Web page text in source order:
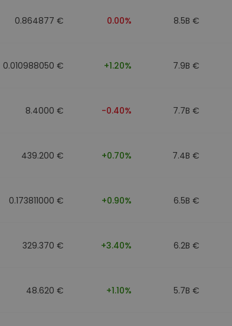
0.864877 € 0.00% 8.5B €
0.010988050 € +1.20% 7.9B €
8.4000 € -0.40% 7.7B €
439.200 € +0.70% 7.4B €
0.173811000 € +0.90% 6.5B €
329.370 € +3.40% 6.2B €
48.620 € +1.10% 5.7B €